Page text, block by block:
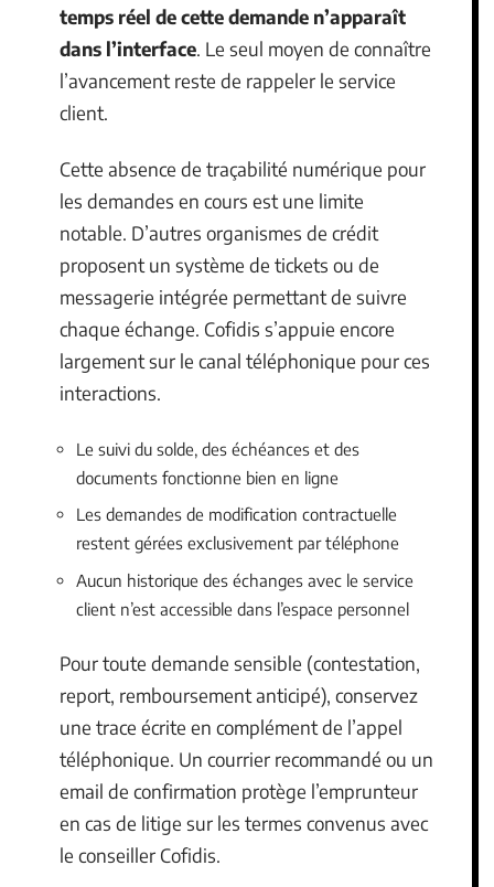
temps réel de cette demande n’apparaît
dans l’interface. Le seul moyen de connaître
l’avancement reste de rappeler le service
client.
Cette absence de traçabilité numérique pour
les demandes en cours est une limite
notable. D’autres organismes de crédit
proposent un système de tickets ou de
messagerie intégrée permettant de suivre
chaque échange. Cofidis s’appuie encore
largement sur le canal téléphonique pour ces
interactions.
Le suivi du solde, des échéances et des
documents fonctionne bien en ligne
Les demandes de modification contractuelle
restent gérées exclusivement par téléphone
Aucun historique des échanges avec le service
client n’est accessible dans l’espace personnel
Pour toute demande sensible (contestation,
report, remboursement anticipé), conservez
une trace écrite en complément de l’appel
téléphonique. Un courrier recommandé ou un
email de confirmation protège l’emprunteur
en cas de litige sur les termes convenus avec
le conseiller Cofidis.